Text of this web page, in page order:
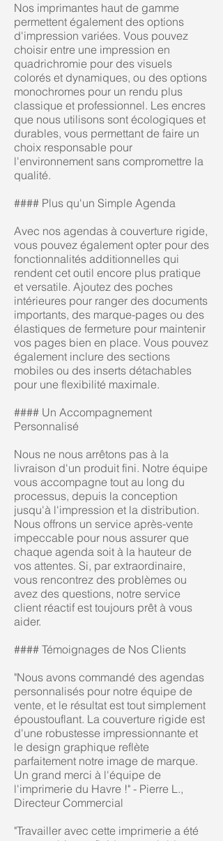
Nos imprimantes haut de gamme
permettent également des options
d'impression variées. Vous pouvez
choisir entre une impression en
quadrichromie pour des visuels
colorés et dynamiques, ou des options
monochromes pour un rendu plus
classique et professionnel. Les encres
que nous utilisons sont écologiques et
durables, vous permettant de faire un
choix responsable pour
l'environnement sans compromettre la
qualité.
#### Plus qu'un Simple Agenda
Avec nos agendas à couverture rigide,
vous pouvez également opter pour des
fonctionnalités additionnelles qui
rendent cet outil encore plus pratique
et versatile. Ajoutez des poches
intérieures pour ranger des documents
importants, des marque-pages ou des
élastiques de fermeture pour maintenir
vos pages bien en place. Vous pouvez
également inclure des sections
mobiles ou des inserts détachables
pour une flexibilité maximale.
#### Un Accompagnement
Personnalisé
Nous ne nous arrêtons pas à la
livraison d'un produit fini. Notre équipe
vous accompagne tout au long du
processus, depuis la conception
jusqu'à l'impression et la distribution.
Nous offrons un service après-vente
impeccable pour nous assurer que
chaque agenda soit à la hauteur de
vos attentes. Si, par extraordinaire,
vous rencontrez des problèmes ou
avez des questions, notre service
client réactif est toujours prêt à vous
aider.
#### Témoignages de Nos Clients
"Nous avons commandé des agendas
personnalisés pour notre équipe de
vente, et le résultat est tout simplement
époustouflant. La couverture rigide est
d'une robustesse impressionnante et
le design graphique reflète
parfaitement notre image de marque.
Un grand merci à l'équipe de
l'imprimerie du Havre !" - Pierre L.,
Directeur Commercial
"Travailler avec cette imprimerie a été